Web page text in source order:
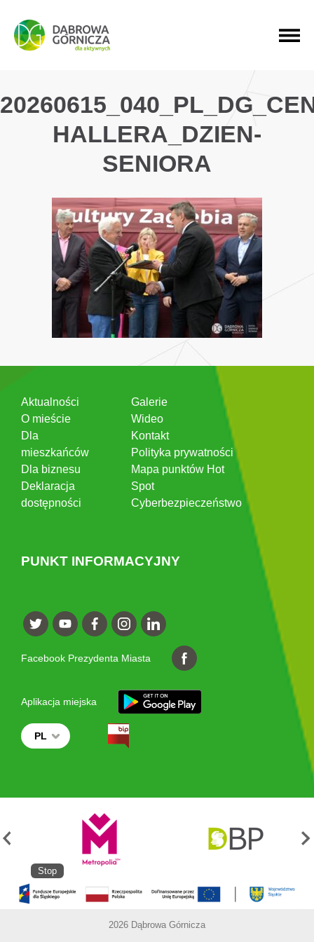
PRZEJDŹ DO MENU GŁÓWNEGO
PRZEJDŹ DO WYSZUKIWARKI
PRZEJDŹ DO TREŚCI
HALLERA_DZIEN-
SENIORA
Aktualności
O mieście
Dla
mieszkańców
Dla biznesu
Deklaracja
dostępności
Galerie
Wideo
Kontakt
Polityka prywatności
Mapa punktów Hot
Spot
Cyberbezpieczeństwo
PUNKT INFORMACYJNY
Facebook Prezydenta Miasta
Aplikacja miejska
PL
Stop
2026 Dąbrowa Górnicza